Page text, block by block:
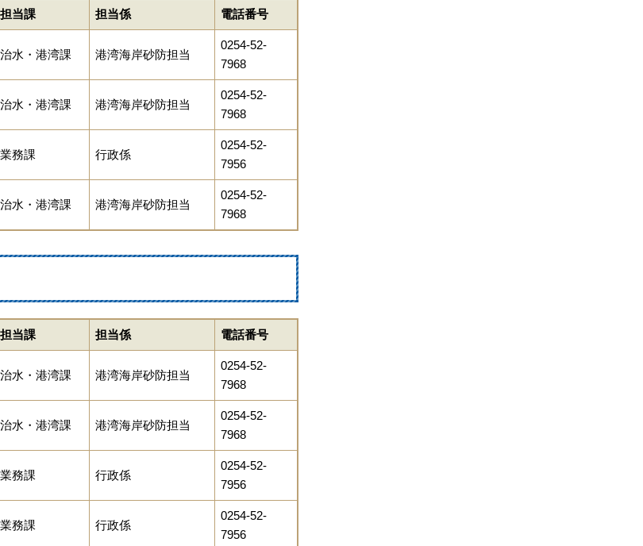
担当課 担当係 電話番号
治水・港湾課 港湾海岸砂防担当
0254-52-
7968
治水・港湾課 港湾海岸砂防担当
0254-52-
7968
業務課 行政係
0254-52-
7956
治水・港湾課 港湾海岸砂防担当
0254-52-
7968
担当課 担当係 電話番号
治水・港湾課 港湾海岸砂防担当
0254-52-
7968
治水・港湾課 港湾海岸砂防担当
0254-52-
7968
業務課 行政係
0254-52-
7956
業務課 行政係
0254-52-
7956